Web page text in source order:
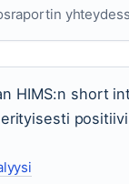
HIMS:n short